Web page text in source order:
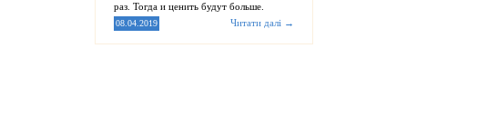
раз. Тогда и ценить будут больше.
Читати далі →
08.04.2019